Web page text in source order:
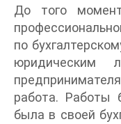
До того
по
юридическим
работа.
была в своей